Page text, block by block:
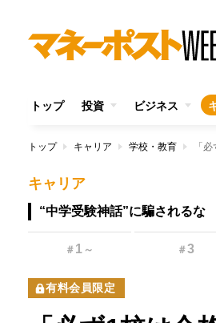
トップ 投資 ビジネス
トップ キャリア 学校・教育
キャリア
“中学受験神話”に騙されるな
＃ 1 ～ ＃3
有料会員限定